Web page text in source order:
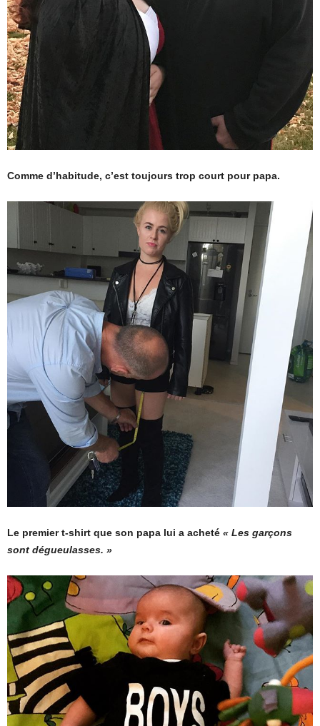
Comme d’habitude, c’est toujours trop court pour papa.
Le premier t-shirt que son papa lui a acheté « Les garçons
sont dégueulasses. »